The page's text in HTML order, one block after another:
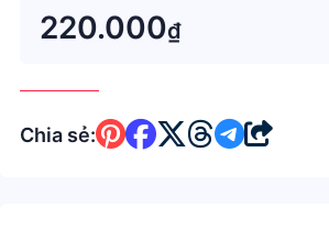
220.000₫
Chia sẻ: